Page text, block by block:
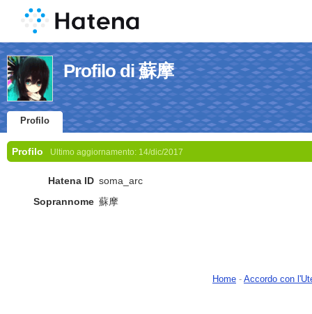
Profilo di 蘇摩
Profilo
Profilo Ultimo aggiornamento: 14/dic/2017
Hatena ID soma_arc
Soprannome 蘇摩
Home - Accordo con